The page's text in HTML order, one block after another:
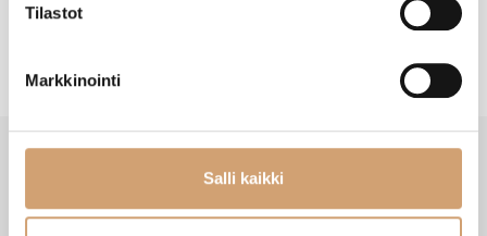
Tilastot
Markkinointi
Salli kaikki
VIIMEISIMMÄT TUOTTEET